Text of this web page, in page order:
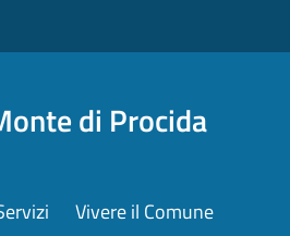
di Procida
Vivere il Comune